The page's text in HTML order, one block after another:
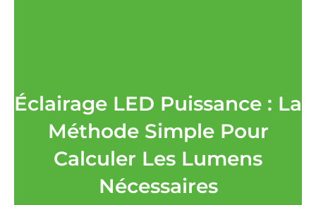
Éclairage LED Puissance : La
Méthode Simple Pour
Calculer Les Lumens
Nécessaires